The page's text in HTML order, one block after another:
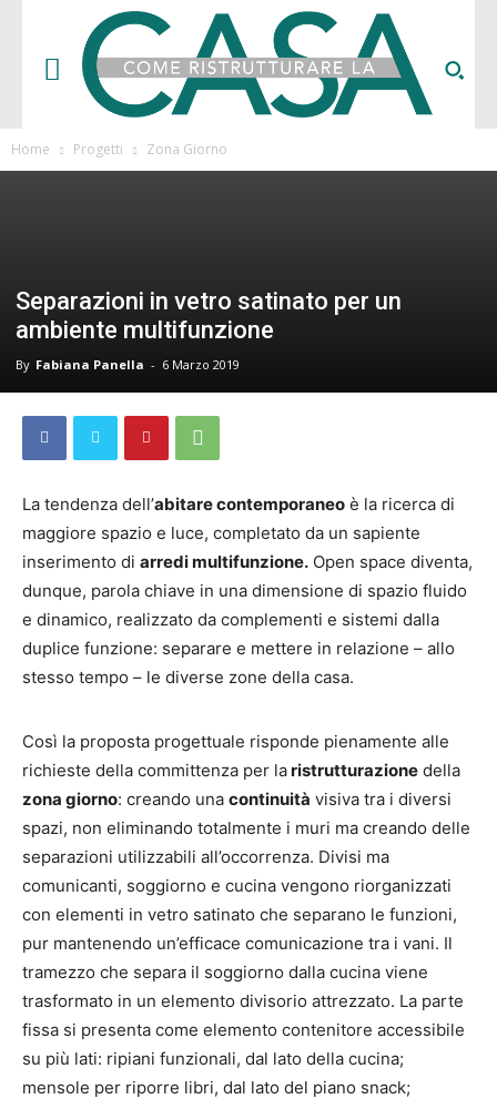
Home Progetti Zona Giorno
Separazioni in vetro satinato per un
ambiente multifunzione
By Fabiana Panella - 6 Marzo 2019
La tendenza dell’abitare contemporaneo è la ricerca di
maggiore spazio e luce, completato da un sapiente
inserimento di arredi multifunzione. Open space diventa,
dunque, parola chiave in una dimensione di spazio fluido
e dinamico, realizzato da complementi e sistemi dalla
duplice funzione: separare e mettere in relazione – allo
stesso tempo – le diverse zone della casa.
Così la proposta progettuale risponde pienamente alle
richieste della committenza per laristrutturazione della
zona giorno: creando una continuità visiva tra i diversi
spazi, non eliminando totalmente i muri ma creando delle
separazioni utilizzabili all’occorrenza. Divisi ma
comunicanti, soggiorno e cucina vengono riorganizzati
con elementi in vetro satinato che separano le funzioni,
pur mantenendo un’efficace comunicazione tra i vani. Il
tramezzo che separa il soggiorno dalla cucina viene
trasformato in un elemento divisorio attrezzato. La parte
fissa si presenta come elemento contenitore accessibile
su più lati: ripiani funzionali, dal lato della cucina;
mensole per riporre libri, dal lato del piano snack;